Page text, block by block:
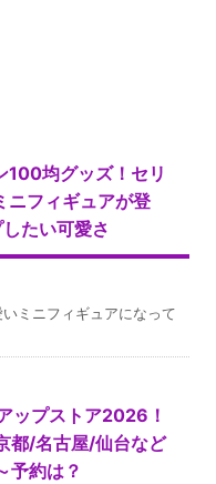
100均グッズ！セリ
ニフィギュアが登
たい可愛さ
ミニフィギュアになって
ップストア2026！
都/名古屋/仙台など
予約は？